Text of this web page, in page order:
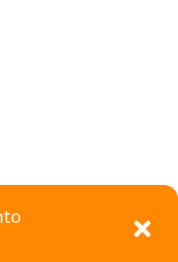
Reservados.